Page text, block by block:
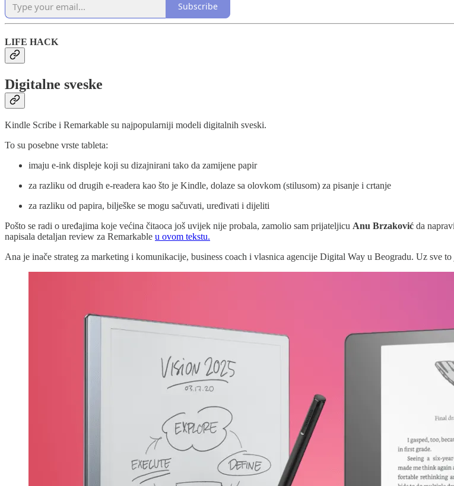
Subscribe
LIFE HACK
Digitalne sveske
Kindle Scribe i Remarkable su najpopularniji modeli digitalnih sveski.
To su posebne vrste tableta:
imaju e-ink displeje koji su dizajnirani tako da zamijene papir
za razliku od drugih e-readera kao što je Kindle, dolaze sa olovkom (stilusom) za pisanje i crtanje
za razliku od papira, bilješke se mogu sačuvati, uređivati i dijeliti
Pošto se radi o uređajima koje većina čitaoca još uvijek nije probala, zamolio sam prijateljicu Anu Brzaković da
napisala detaljan review za Remarkable u ovom tekstu.
Ana je inače strateg za marketing i komunikacije, business coach i vlasnica agencije Digital Way u Beogradu. Uz sve to